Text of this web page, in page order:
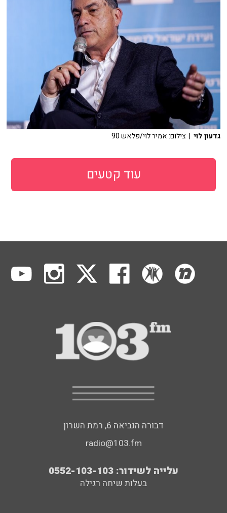
גדעון לוי | צילום: אמיר לוי/פלאש 90
עוד קטעים
דבורה הנביאה 6, רמת השרון
radio@103.fm
עלייה לשידור: 0552-103-103
בעלות שיחה רגילה